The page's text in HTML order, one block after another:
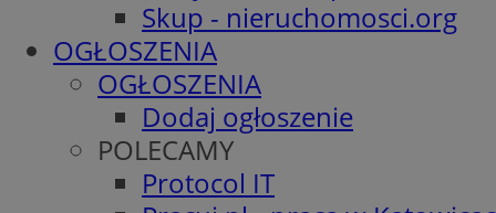
Skup - nieruchomosci.org
OGŁOSZENIA
OGŁOSZENIA
Dodaj ogłoszenie
POLECAMY
Protocol IT